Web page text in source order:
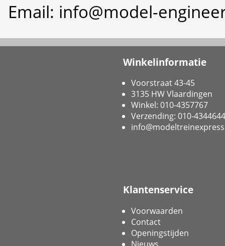
Email: info@model-
Winkelinformatie
Voorstraat 43-45
3135 HW Vlaardingen
Winkel: 010-4357767
Verzending: 010-4344644
Klantenservice
Voorwaarden
Contact
Openingstijden